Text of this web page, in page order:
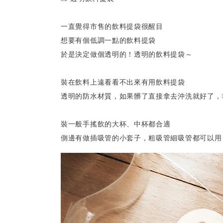
一直覺得市售的飲料提袋很醒目
想要有個低調一點的飲料提袋
於是決定做個透明的！透明的飲料提袋～
裝在飲料上遠看看不出來有用飲料提袋
透明的防水材質，如果髒了直接拿去沖洗就好了
裝一般手搖飲的大杯、中杯都合適
側邊有做插吸管的小套子，粗吸管細吸管都可以用